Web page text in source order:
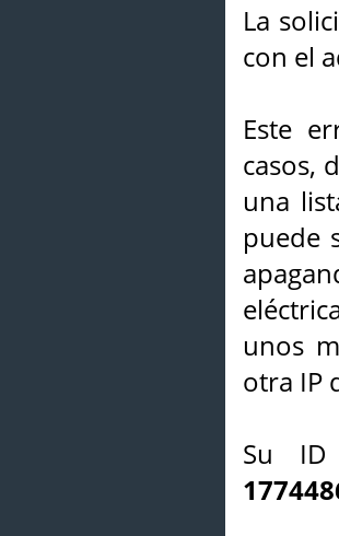
La
con el
Este
casos,
una
puede
unos
otra IP
Su